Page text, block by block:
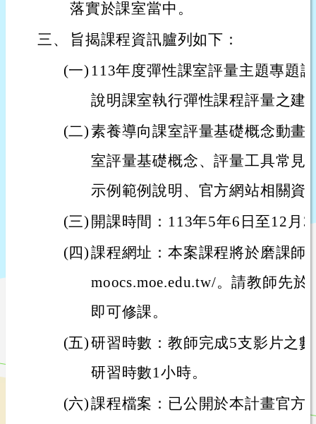
落實於課室當中。
三、
旨揭課程資訊臚列如下：
(一) 113年度彈性課室評量主題專題
說明課室執行彈性課程評量之建
(二)素養導向課室評量基礎概念動畫
室評量基礎概念、評量工具常見
示例範例說明、官方網站相關資
(三) 開課時間：113年5年6日至12月
(四)課程網址：本案課程將於磨課師
moocs.moe.edu.tw/。請教師先
即可修課。
(五)研習時數：教師完成5支影片之
研習時數1小時。
(六)課程檔案：已公開於本計畫官方